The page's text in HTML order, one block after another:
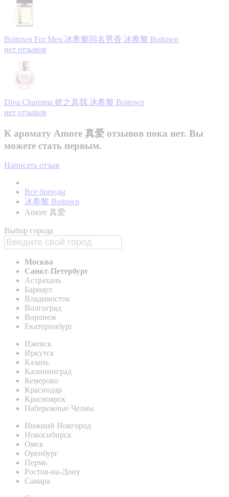
Boitown For Men 冰希黎同名男香 冰希黎 Boitown
нет отзывов
Diva Charisma 娇之真我 冰希黎 Boitown
нет отзывов
К аромату Amore 真爱 отзывов пока нет. Вы
можете стать первым.
Написать отзыв
Все бренды
冰希黎 Boitown
Amore 真爱
Выбор города
Москва
Санкт-Петербург
Астрахань
Барнаул
Владивосток
Волгоград
Воронеж
Екатеринбург
Ижевск
Иркутск
Казань
Калининград
Кемерово
Краснодар
Красноярск
Набережные Челны
Нижний Новгород
Новосибирск
Омск
Оренбург
Пермь
Ростов-на-Дону
Самара